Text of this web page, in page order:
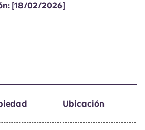
[18/02/2026]
Ubicación